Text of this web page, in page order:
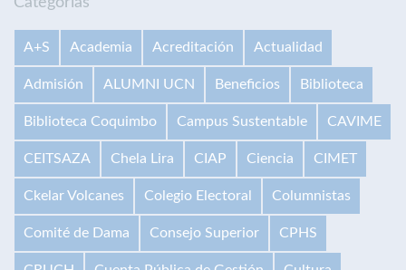
A+S Academia Acreditación Actualidad
Admisión ALUMNI UCN Beneficios Biblioteca
Biblioteca Coquimbo Campus Sustentable CAVIME
CEITSAZA Chela Lira CIAP Ciencia CIMET
Ckelar Volcanes Colegio Electoral Columnistas
Comité de Dama Consejo Superior CPHS